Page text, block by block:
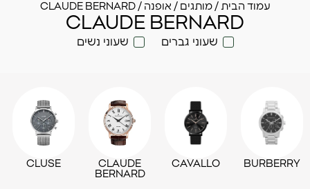
עמוד הבית / מותגים / אופנה / CLAUDE BERNARD
CLAUDE BERNARD
שעוני גברים שעוני נשים
BURBERRY
CAVALLO
CLAUDE
BERNARD
CLUSE